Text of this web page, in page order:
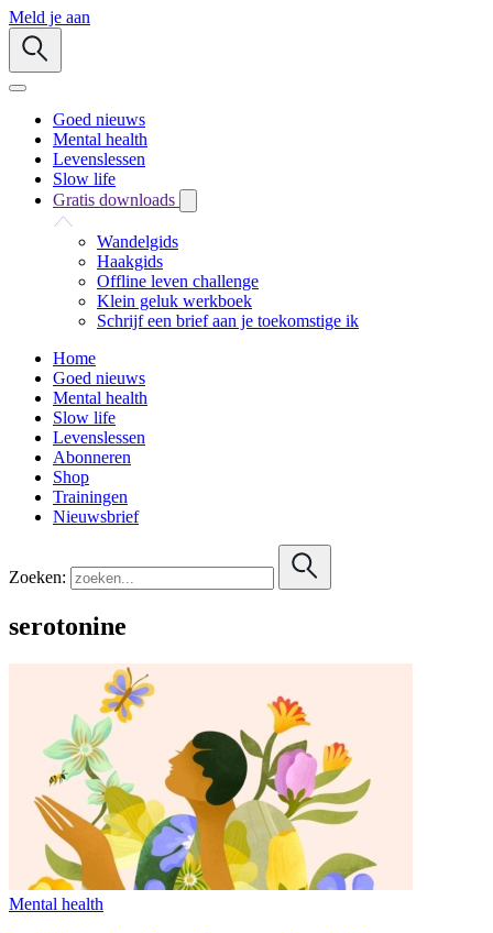
Meld je aan
Goed nieuws
Mental health
Levenslessen
Slow life
Gratis downloads
Wandelgids
Haakgids
Offline leven challenge
Klein geluk werkboek
Schrijf een brief aan je toekomstige ik
Home
Goed nieuws
Mental health
Slow life
Levenslessen
Abonneren
Shop
Trainingen
Nieuwsbrief
Zoeken:
serotonine
Mental health